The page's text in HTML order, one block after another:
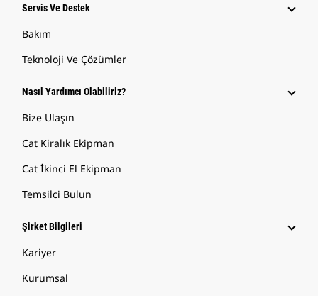
Servis Ve Destek
Bakım
Teknoloji Ve Çözümler
Nasıl Yardımcı Olabiliriz?
Bize Ulaşın
Cat Kiralık Ekipman
Cat İkinci El Ekipman
Temsilci Bulun
Şirket Bilgileri
Kariyer
Kurumsal